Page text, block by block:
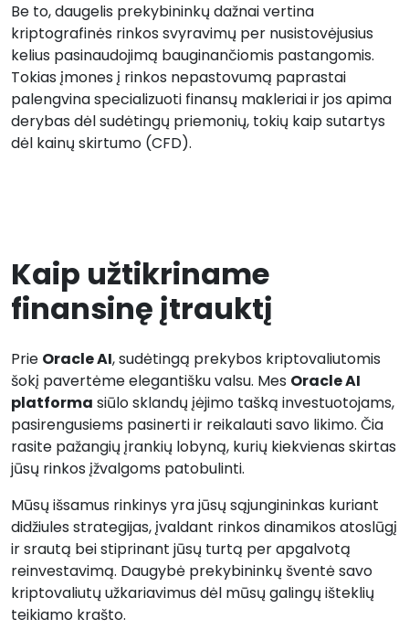
Be to, daugelis prekybininkų dažnai vertina
kriptografinės rinkos svyravimų per nusistovėjusius
kelius pasinaudojimą bauginančiomis pastangomis.
Tokias įmones į rinkos nepastovumą paprastai
palengvina specializuoti finansų makleriai ir jos apima
derybas dėl sudėtingų priemonių, tokių kaip sutartys
dėl kainų skirtumo (CFD).
Kaip užtikriname
finansinę įtrauktį
Prie Oracle AI, sudėtingą prekybos kriptovaliutomis
šokį pavertėme elegantišku valsu. Mes Oracle AI
platforma siūlo sklandų įėjimo tašką investuotojams,
pasirengusiems pasinerti ir reikalauti savo likimo. Čia
rasite pažangių įrankių lobyną, kurių kiekvienas skirtas
jūsų rinkos įžvalgoms patobulinti.
Mūsų išsamus rinkinys yra jūsų sąjungininkas kuriant
didžiules strategijas, įvaldant rinkos dinamikos atoslūgį
ir srautą bei stiprinant jūsų turtą per apgalvotą
reinvestavimą. Daugybė prekybininkų šventė savo
kriptovaliutų užkariavimus dėl mūsų galingų išteklių
teikiamo krašto.